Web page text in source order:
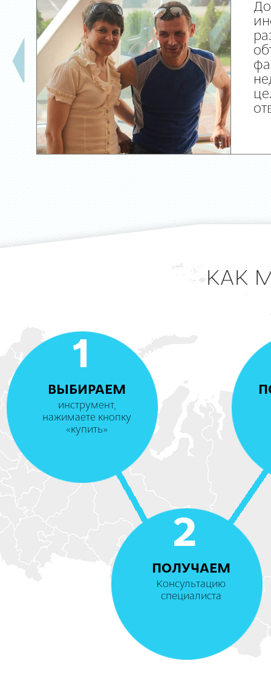
КАК
1
ВЫБИРАЕМ
инструмент,
нажимаете кнопку
«купить»
2
ПОЛУЧАЕМ
Консультацию
специалиста